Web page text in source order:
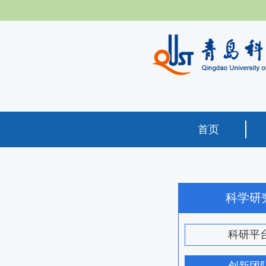
首页
科学研
科研平